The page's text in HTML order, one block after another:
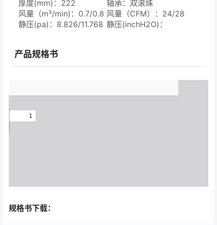
厚度(mm)：222
轴承：双滚珠
风量（m³/min)：0.7/0.8 风量（CFM）：24/28
静压(pa)：8.826/11.768 静压(inchH2O)：
产品规格书
规格书下载：